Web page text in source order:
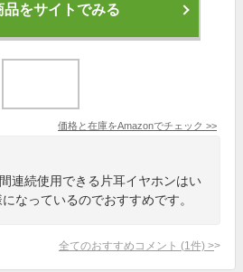
品をサイトでみる
価格と在庫をAmazonでチェック >>
連続使用できる片耳イヤホンはい
なっているのでおすすめです。
全てのおすすめコメント (1 件) >